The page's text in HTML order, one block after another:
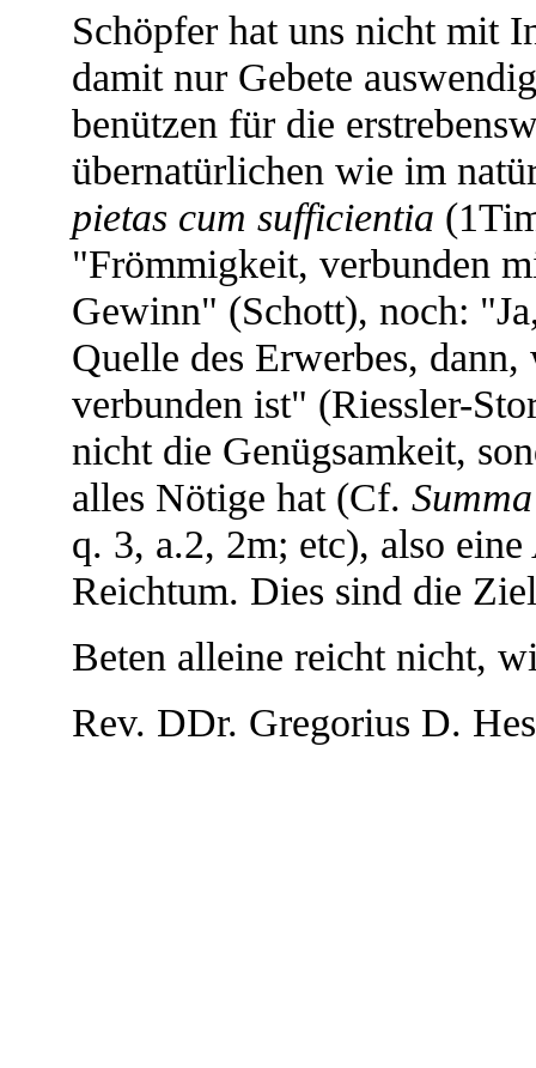
Schöpfer hat uns nicht mit
damit nur Gebete
benützen für die
übernatürlichen wie im
pietas cum sufficientia
"Frömmigkeit, verbunden
Gewinn" (Schott), noch:
Quelle des Erwerbes,
verbunden ist" (Riessler-
nicht die Genügsamkeit,
alles Nötige hat (Cf.
q. 3, a.2, 2m; etc), also
Reichtum. Dies sind die
Beten alleine reicht nicht,
Rev. DDr. Gregorius D.